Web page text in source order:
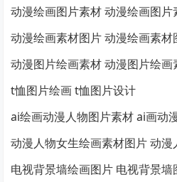
动漫绘画图片素材 动漫绘画图片
动漫绘画素材图片 动漫绘画素材
动漫图片绘画素材 动漫图片绘画
t恤图片绘画 t恤图片设计
ai绘画动漫人物图片素材 ai画动
动漫人物女生绘画素材图片 动
电视背景墙绘画图片 电视背景墙